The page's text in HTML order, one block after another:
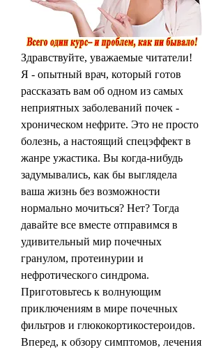
Здравствуйте, уважаемые читатели!
Я - опытный врач, который готов
рассказать вам об одном из самых
неприятных заболеваний почек -
хроническом нефрите. Это не просто
болезнь, а настоящий спецэффект в
жанре ужастика. Вы когда-нибудь
задумывались, как бы выглядела
ваша жизнь без возможности
нормально мочиться? Нет? Тогда
давайте все вместе отправимся в
удивительный мир почечных
гранулом, протеинурии и
нефротического синдрома.
Приготовьтесь к волнующим
приключениям в мире почечных
фильтров и глюкокортикостероидов.
Вперед, к обзору симптомов, лечения